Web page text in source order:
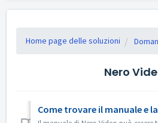
Home page delle soluzioni
Nero
Come trovare il manuale e